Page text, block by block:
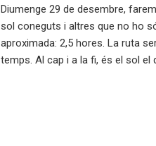
Diumenge 29 de desembre,
sol coneguts i altres que no ho
aproximada: 2,5 hores. La ruta
temps. Al cap i a la fi, és el sol el